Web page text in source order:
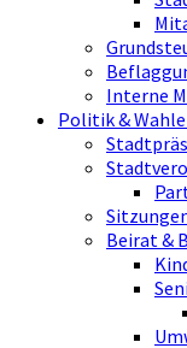
Interne
Politik &
Beirat &